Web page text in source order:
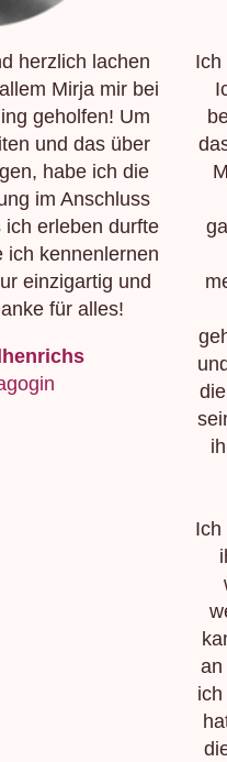
herzlich lachen
Mirja mir bei
geholfen! Um
und das über
habe ich die
im Anschluss
erleben durfte
ich kennenlernen
einzigartig und
für alles!
Ich
Ich
an